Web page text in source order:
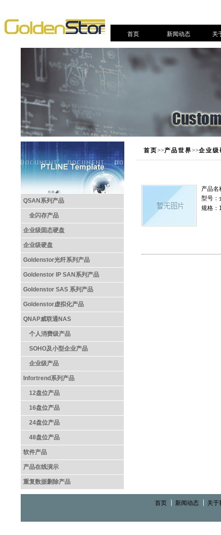
首页 新闻动态 关
QSAN系列产品
全闪存产品
企业级固态硬盘
企业级硬盘
Goldenstor光纤系列产品
Goldenstor IP SAN系列产品
Goldenstor SAS 系列产品
Goldenstor虚拟化产品
QNAP威联通NAS
个人消费级产品
SOHO及小型企业产品
企业级产品
Infortrend系列产品
12盘位产品
16盘位产品
24盘位产品
48盘位产品
软件产品
产品在线演示
重复数据删除产品
首页>>产品世界>>企业级
产品名
型号：
规格：
首页 新闻动态 关于